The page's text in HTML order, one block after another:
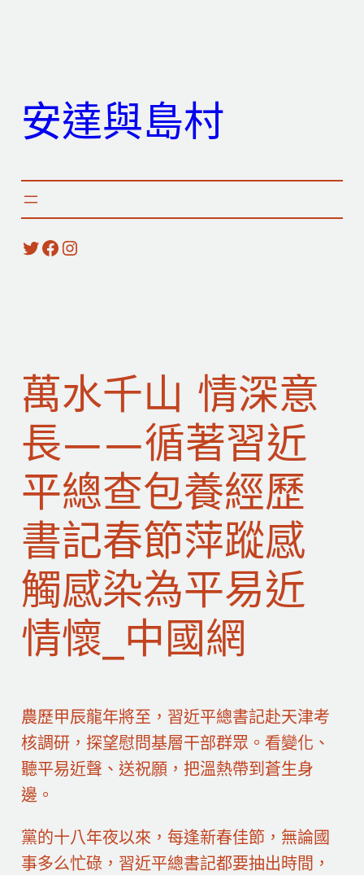
安達與島村
X Facebook Instagram
萬水千山 情深意
長——循著習近
平總查包養經歷
書記春節萍蹤感
觸感染為平易近
情懷_中國網
農歷甲辰龍年將至，習近平總書記赴天津考
核調研，探望慰問基層干部群眾。看變化、
聽平易近聲、送祝願，把溫熱帶到蒼生身
邊。
黨的十八年夜以來，每逢新春佳節，無論國
事多么忙碌，習近平總書記都要抽出時間，